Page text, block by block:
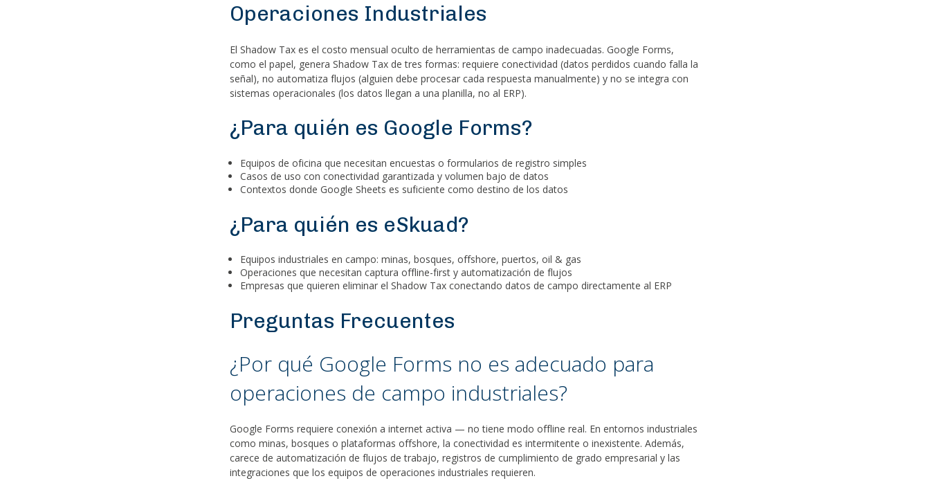
Operaciones Industriales
El Shadow Tax es el costo mensual oculto de herramientas de campo inadecuadas. Google Forms,
como el papel, genera Shadow Tax de tres formas: requiere conectividad (datos perdidos cuando falla la
señal), no automatiza flujos (alguien debe procesar cada respuesta manualmente) y no se integra con
sistemas operacionales (los datos llegan a una planilla, no al ERP).
¿Para quién es Google Forms?
Equipos de oficina que necesitan encuestas o formularios de registro simples
Casos de uso con conectividad garantizada y volumen bajo de datos
Contextos donde Google Sheets es suficiente como destino de los datos
¿Para quién es eSkuad?
Equipos industriales en campo: minas, bosques, offshore, puertos, oil & gas
Operaciones que necesitan captura offline-first y automatización de flujos
Empresas que quieren eliminar el Shadow Tax conectando datos de campo directamente al ERP
Preguntas Frecuentes
¿Por qué Google Forms no es adecuado para
operaciones de campo industriales?
Google Forms requiere conexión a internet activa — no tiene modo offline real. En entornos industriales
como minas, bosques o plataformas offshore, la conectividad es intermitente o inexistente. Además,
carece de automatización de flujos de trabajo, registros de cumplimiento de grado empresarial y las
integraciones que los equipos de operaciones industriales requieren.